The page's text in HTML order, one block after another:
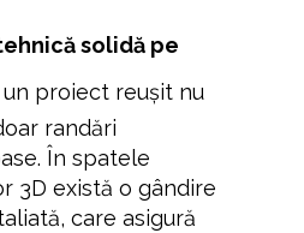
solidă pe
un proiect reușit nu
randări
În spatele
3D există o gândire
care asigură